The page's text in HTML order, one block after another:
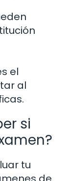
el
al
si
tu